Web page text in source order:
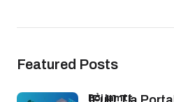
Featured Posts
bởi lamtt